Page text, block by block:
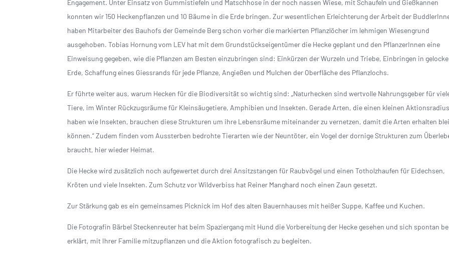
Engagement. Unter Einsatz von Gummistiefeln und Matschhose in der noch nassen Wiese, mit Schaufeln und Gießkannen
konnten wir 150 Heckenpflanzen und 10 Bäume in die Erde bringen. Zur wesentlichen Erleichterung der Arbeit der
haben Mitarbeiter des Bauhofs der Gemeinde Berg schon vorher die markierten Pflanzlöcher im lehmigen Wiesengrund
ausgehoben. Tobias Hornung vom LEV hat mit dem Grundstückseigentümer die Hecke geplant und den PflanzerInnen eine
Einweisung gegeben, wie die Pflanzen am Besten einzubringen sind: Einkürzen der Wurzeln und Triebe, Einbringen in
Erde, Schaffung eines Giessrands für jede Pflanze, Angießen und Mulchen der Oberfläche des Pflanzlochs.
Er führte weiter aus, warum Hecken für die Biodiversität so wichtig sind: „Naturhecken sind wertvolle Nahrungsgeber für
Tiere, im Winter Rückzugsräume für Kleinsäugetiere, Amphibien und Insekten. Gerade Arten, die einen kleinen
haben wie Insekten, brauchen diese Strukturen um ihre Lebensräume miteinander zu vernetzen, damit die Arten erhalten
können.“ Zudem finden vom Aussterben bedrohte Tierarten wie der Neuntöter, ein Vogel der dornige Strukturen zum
braucht, hier wieder Heimat.
Die Hecke wird zusätzlich noch aufgewertet durch drei Ansitzstangen für Raubvögel und einen Totholzhaufen für Eidechsen,
Kröten und viele Insekten. Zum Schutz vor Wildverbiss hat Reiner Manghard noch einen Zaun gesetzt.
Zur Stärkung gab es ein gemeinsames Picknick im Hof des alten Bauernhauses mit heißer Suppe, Kaffee und Kuchen.
Die Fotografin Bärbel Steckenreuter hat beim Spaziergang mit Hund die Vorbereitung der Hecke gesehen und sich spontan
erklärt, mit Ihrer Familie mitzupflanzen und die Aktion fotografisch zu begleiten.